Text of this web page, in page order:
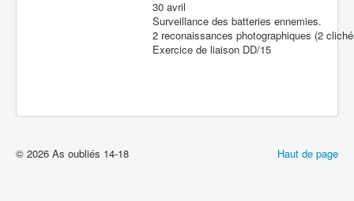
30 avril
Surveillance des batteries ennemies.
2 reconaissances photographiques (2
Exercice de liaison DD/15
Haut de page
© 2026 As oubliés 14-18